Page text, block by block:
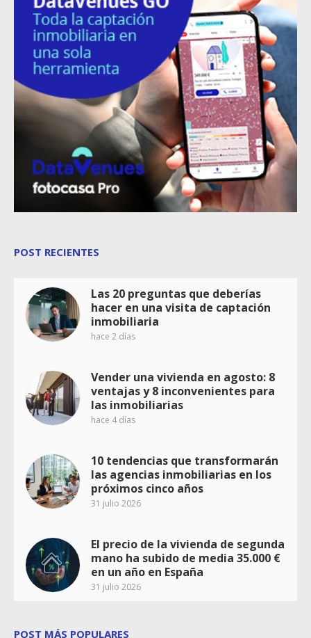
POST RECIENTES
Las 20 preguntas que deberías
hacer en una visita de captación
inmobiliaria
hace 2 días
Vender una vivienda en agosto: 8
ventajas y 8 inconvenientes para
las inmobiliarias
hace 4 días
10 tendencias que transformarán
las agencias inmobiliarias en los
próximos cinco años
31 julio 2026
El precio de la vivienda de segunda
mano ha subido de media 35.000 €
en un año en España
31 julio 2026
POST MÁS POPULARES